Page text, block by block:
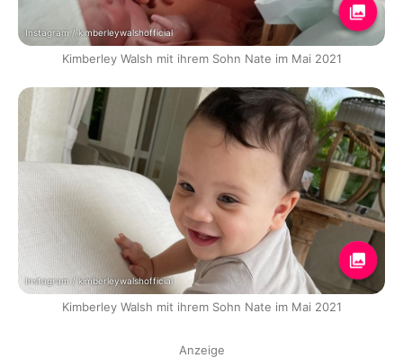
Instagram / kimberleywalshofficial
Kimberley Walsh mit ihrem Sohn Nate im Mai 2021
Instagram / kimberleywalshofficial
Kimberley Walsh mit ihrem Sohn Nate im Mai 2021
Anzeige